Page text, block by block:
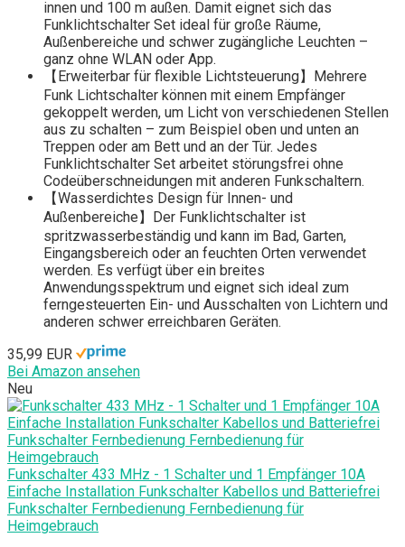
innen und 100 m außen. Damit eignet sich das
Funklichtschalter Set ideal für große Räume,
Außenbereiche und schwer zugängliche Leuchten –
ganz ohne WLAN oder App.
【Erweiterbar für flexible Lichtsteuerung】Mehrere
Funk Lichtschalter können mit einem Empfänger
gekoppelt werden, um Licht von verschiedenen Stellen
aus zu schalten – zum Beispiel oben und unten an
Treppen oder am Bett und an der Tür. Jedes
Funklichtschalter Set arbeitet störungsfrei ohne
Codeüberschneidungen mit anderen Funkschaltern.
【Wasserdichtes Design für Innen- und
Außenbereiche】Der Funklichtschalter ist
spritzwasserbeständig und kann im Bad, Garten,
Eingangsbereich oder an feuchten Orten verwendet
werden. Es verfügt über ein breites
Anwendungsspektrum und eignet sich ideal zum
ferngesteuerten Ein- und Ausschalten von Lichtern und
anderen schwer erreichbaren Geräten.
35,99 EUR
Bei Amazon ansehen
Neu
Funkschalter 433 MHz - 1 Schalter und 1 Empfänger 10A
Einfache Installation Funkschalter Kabellos und Batteriefrei
Funkschalter Fernbedienung Fernbedienung für
Heimgebrauch